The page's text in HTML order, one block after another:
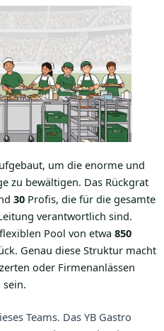
um die enorme und
zu bewältigen. Das Rückgrat
30 Profis, die für die gesamte
verantwortlich sind.
Pool von etwa 850
Genau diese Struktur macht
oder Firmenanlässen
Teams. Das YB Gastro